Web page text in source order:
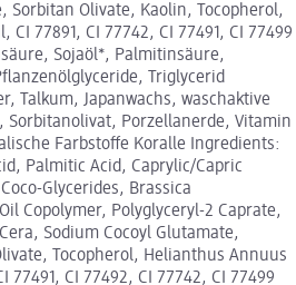
Sorbitan Olivate, Kaolin, Tocopherol,
77891, CI 77742, CI 77491, CI 77499
Sojaöl*, Palmitinsäure,
Triglycerid
Talkum, Japanwachs, waschaktive
Sorbitanolivat, Porzellanerde, Vitamin
Farbstoffe Koralle Ingredients:
Palmitic Acid, Caprylic/Capric
Glycerides, Brassica
Copolymer, Polyglyceryl-2 Caprate,
Sodium Cocoyl Glutamate,
Tocopherol, Helianthus Annuus
77491, CI 77492, CI 77742, CI 77499